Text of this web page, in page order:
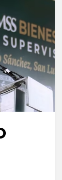
Servín